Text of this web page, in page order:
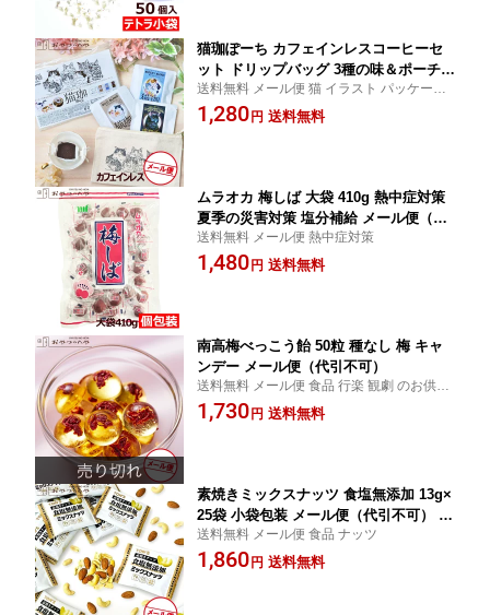
猫珈ぽーち カフェインレスコーヒーセ
ット ドリップバッグ 3種の味＆ポーチ
メール便（代引き不可） デカフェ Deca
f 猫の日
送料無料 メール便 猫 イラスト パッケージ
プレゼント
1,280 円 送料無料
ムラオカ 梅しば 大袋 410g 熱中症対策
夏季の災害対策 塩分補給 メール便（代
引き不可） 個包装 カリカリ梅 赤玉
送料無料 メール便 熱中症対策
1,480 円 送料無料
南高梅べっこう飴 50粒 種なし 梅 キャ
ンデー メール便（代引不可）
送料無料 メール便 食品 行楽 観劇 のお供
に
1,730 円 送料無料
素焼きミックスナッツ 食塩無添加 13g×
25袋 小袋包装 メール便（代引不可） 無
塩 塩なし
送料無料 メール便 食品 ナッツ
1,860 円 送料無料